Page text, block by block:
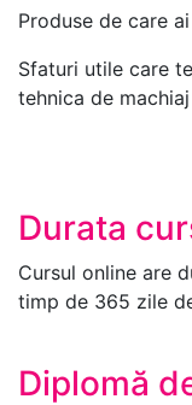
Produse de care
Sfaturi utile care
tehnica de machiaj
Durata
Cursul online are
timp de 365 zile
Diplomă